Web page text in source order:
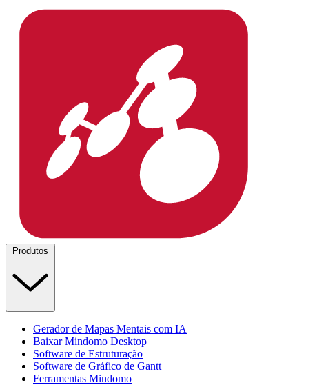
Produtos
Gerador de Mapas Mentais com IA
Baixar Mindomo Desktop
Software de Estruturação
Software de Gráfico de Gantt
Ferramentas Mindomo